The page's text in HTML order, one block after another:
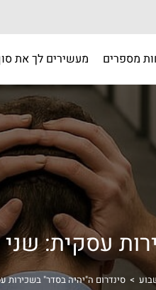
מספרים מעשירים לך את
עסקית:
> סינדרום ה"יהיה בסדר"